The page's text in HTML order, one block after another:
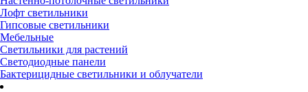
Лофт светильники
Гипсовые светильники
Мебельные
Светильники для растений
Светодиодные панели
Бактерицидные светильники и облучатели